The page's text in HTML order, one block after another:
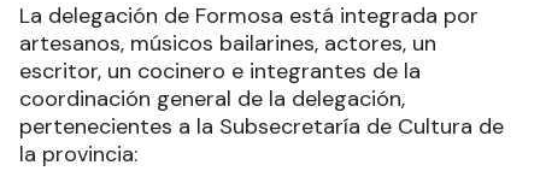
La delegación de Formosa está integrada por
artesanos, músicos bailarines, actores, un
escritor, un cocinero e integrantes de la
coordinación general de la delegación,
pertenecientes a la Subsecretaría de Cultura de
la provincia: